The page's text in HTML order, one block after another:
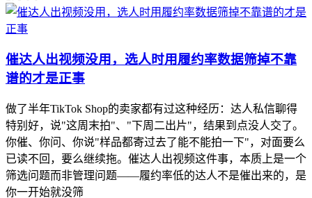
催达人出视频没用，选人时用履约率数据筛掉不靠
谱的才是正事
做了半年TikTok Shop的卖家都有过这种经历：达人私信聊得
特别好，说"这周末拍"、"下周二出片"，结果到点没人交了。
你催、你问、你说"样品都寄过去了能不能拍一下"，对面要么
已读不回，要么继续拖。催达人出视频这件事，本质上是一个
筛选问题而非管理问题——履约率低的达人不是催出来的，是
你一开始就没筛